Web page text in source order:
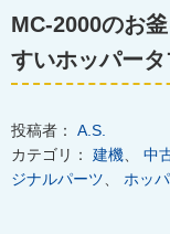
MC-2000のお
すいホッパータ
投稿者： A.S.
カテゴリ： 建機 中
ジナルパーツ
ホッ